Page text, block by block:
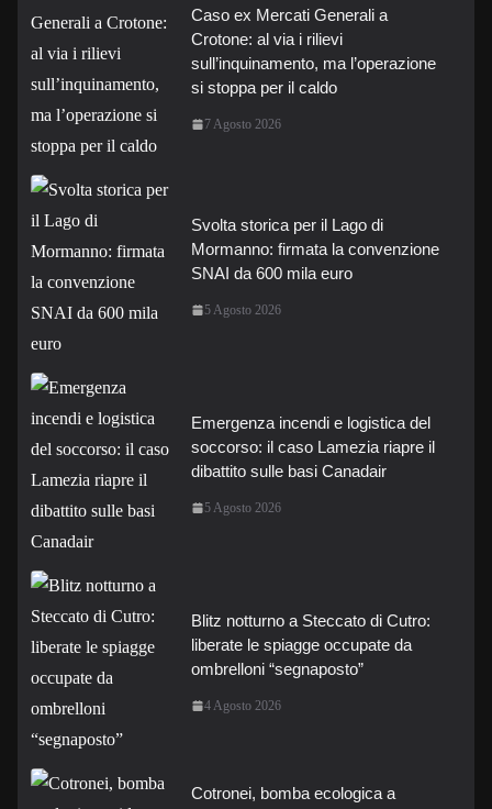
Caso ex Mercati Generali a
Crotone: al via i rilievi
sull’inquinamento, ma l’operazione
si stoppa per il caldo
7 Agosto 2026
Svolta storica per il Lago di
Mormanno: firmata la convenzione
SNAI da 600 mila euro
5 Agosto 2026
Emergenza incendi e logistica del
soccorso: il caso Lamezia riapre il
dibattito sulle basi Canadair
5 Agosto 2026
Blitz notturno a Steccato di Cutro:
liberate le spiagge occupate da
ombrelloni “segnaposto”
4 Agosto 2026
Cotronei, bomba ecologica a